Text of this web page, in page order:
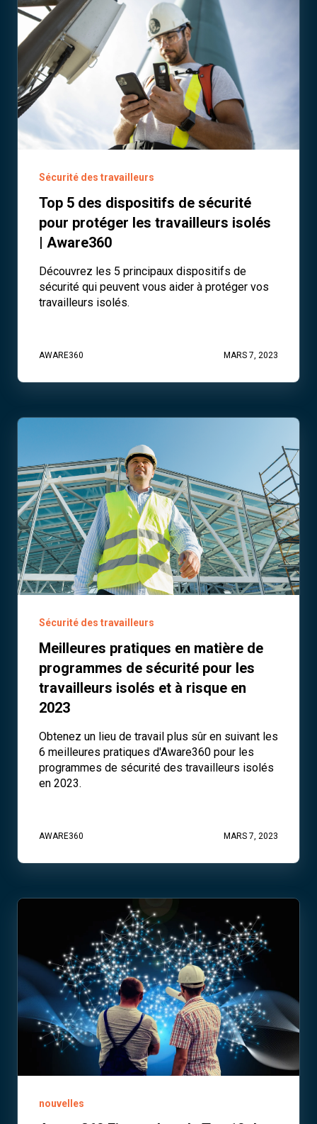
Sécurité des travailleurs
Top 5 des dispositifs de sécurité
pour protéger les travailleurs isolés
| Aware360
Découvrez les 5 principaux dispositifs de
sécurité qui peuvent vous aider à protéger vos
travailleurs isolés.
AWARE360 MARS 7, 2023
Sécurité des travailleurs
Meilleures pratiques en matière de
programmes de sécurité pour les
travailleurs isolés et à risque en
2023
Obtenez un lieu de travail plus sûr en suivant les
6 meilleures pratiques d'Aware360 pour les
programmes de sécurité des travailleurs isolés
en 2023.
AWARE360 MARS 7, 2023
nouvelles